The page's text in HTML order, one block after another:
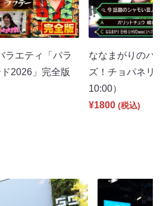
ラエティ「パラ
2026」完全版
ななまがりのパ
ズ！チョパネ
10:00）
¥1800 (税込)